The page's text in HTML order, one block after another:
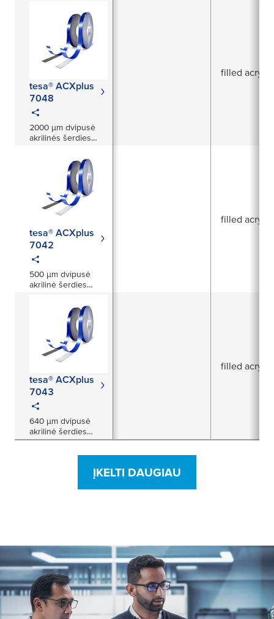
tesa® ACXplus
7048
2000 µm dvipusė
akrilinės šerdies
filled acrylic
tesa® ACXplus
7042
500 µm dvipusė
akrilinė šerdies
filled acrylic
tesa® ACXplus
7043
640 µm dvipusė
akrilinė šerdies
juosta
filled acrylic
ĮKELTI DAUGIAU